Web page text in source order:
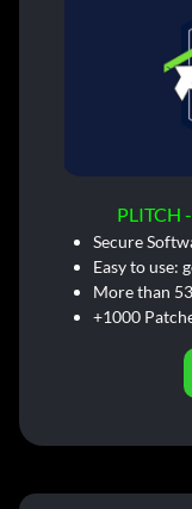
PLITCH
Secure
Easy to use:
More than
+1000